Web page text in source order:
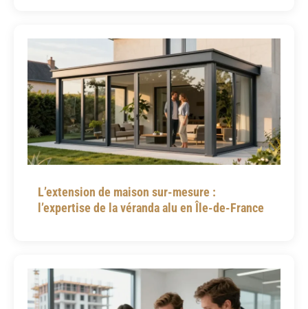
L’extension de maison sur-mesure :
l’expertise de la véranda alu en Île-de-France